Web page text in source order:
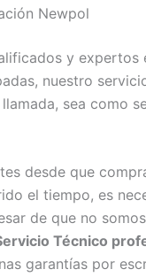
Newpol
y expertos
nuestro
sea como
desde que
el tiempo, es
de que no
Técnico
garantías por